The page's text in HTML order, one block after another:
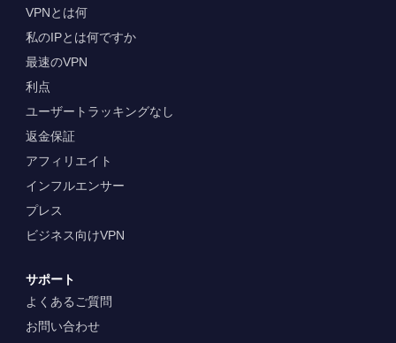
VPNとは何
私のIPとは何ですか
最速のVPN
利点
ユーザートラッキングなし
返金保証
アフィリエイト
インフルエンサー
プレス
ビジネス向けVPN
サポート
よくあるご質問
お問い合わせ